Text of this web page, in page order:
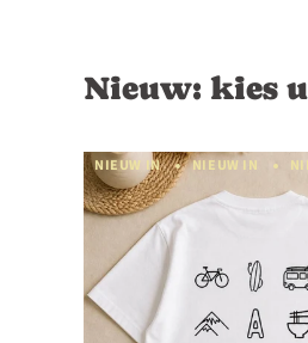
Nieuw: kies
NIEUW IN NIEUW IN